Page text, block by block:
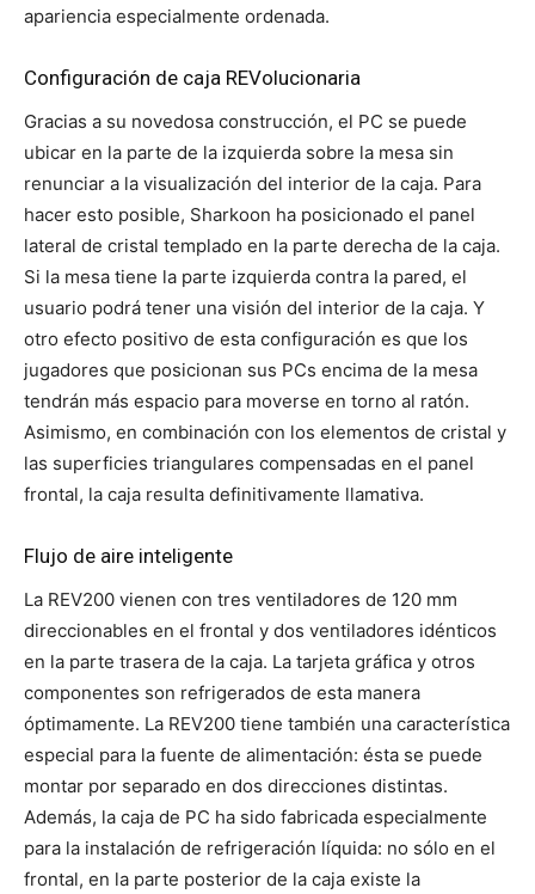
apariencia especialmente ordenada.
Configuración de caja REVolucionaria
Gracias a su novedosa construcción, el PC se puede
ubicar en la parte de la izquierda sobre la mesa sin
renunciar a la visualización del interior de la caja. Para
hacer esto posible, Sharkoon ha posicionado el panel
lateral de cristal templado en la parte derecha de la caja.
Si la mesa tiene la parte izquierda contra la pared, el
usuario podrá tener una visión del interior de la caja. Y
otro efecto positivo de esta configuración es que los
jugadores que posicionan sus PCs encima de la mesa
tendrán más espacio para moverse en torno al ratón.
Asimismo, en combinación con los elementos de cristal y
las superficies triangulares compensadas en el panel
frontal, la caja resulta definitivamente llamativa.
Flujo de aire inteligente
La REV200 vienen con tres ventiladores de 120 mm
direccionables en el frontal y dos ventiladores idénticos
en la parte trasera de la caja. La tarjeta gráfica y otros
componentes son refrigerados de esta manera
óptimamente. La REV200 tiene también una característica
especial para la fuente de alimentación: ésta se puede
montar por separado en dos direcciones distintas.
Además, la caja de PC ha sido fabricada especialmente
para la instalación de refrigeración líquida: no sólo en el
frontal, en la parte posterior de la caja existe la